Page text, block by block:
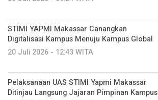
STIMI YAPMI Makassar Canangkan
Digitalisasi Kampus Menuju Kampus Global
20 Juli 2026 - 12:43 WITA
Pelaksanaan UAS STIMI Yapmi Makassar
Ditinjau Langsung Jajaran Pimpinan Kampus